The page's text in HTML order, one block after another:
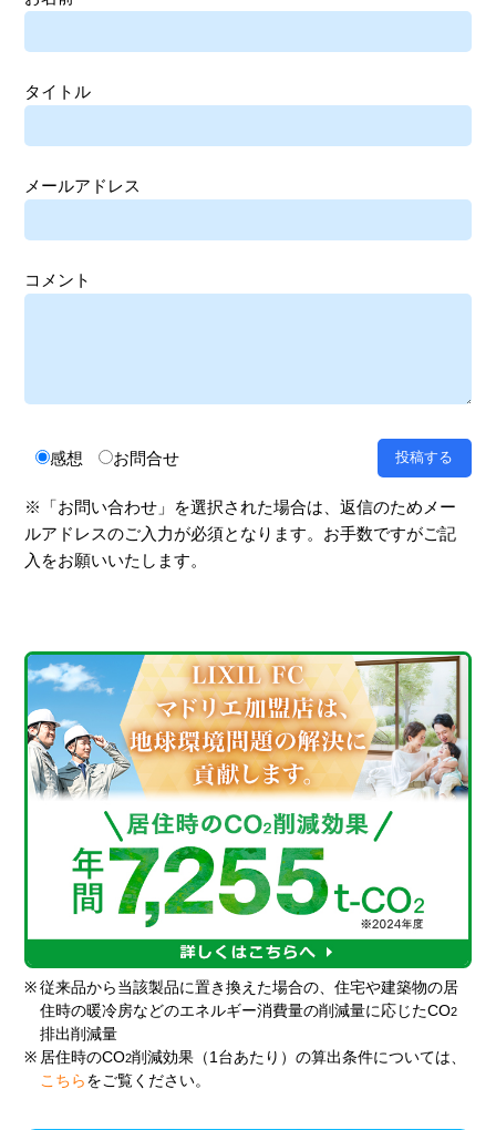
タイトル
メールアドレス
コメント
感想 お問合せ
※「お問い合わせ」を選択された場合は、返信のためメー
ルアドレスのご入力が必須となります。お手数ですがご記
入をお願いいたします。
※ 従来品から当該製品に置き換えた場合の、住宅や建築物の居
住時の暖冷房などのエネルギー消費量の削減量に応じたCO2
排出削減量
※ 居住時のCO2削減効果（1台あたり）の算出条件については、
こちら をご覧ください。